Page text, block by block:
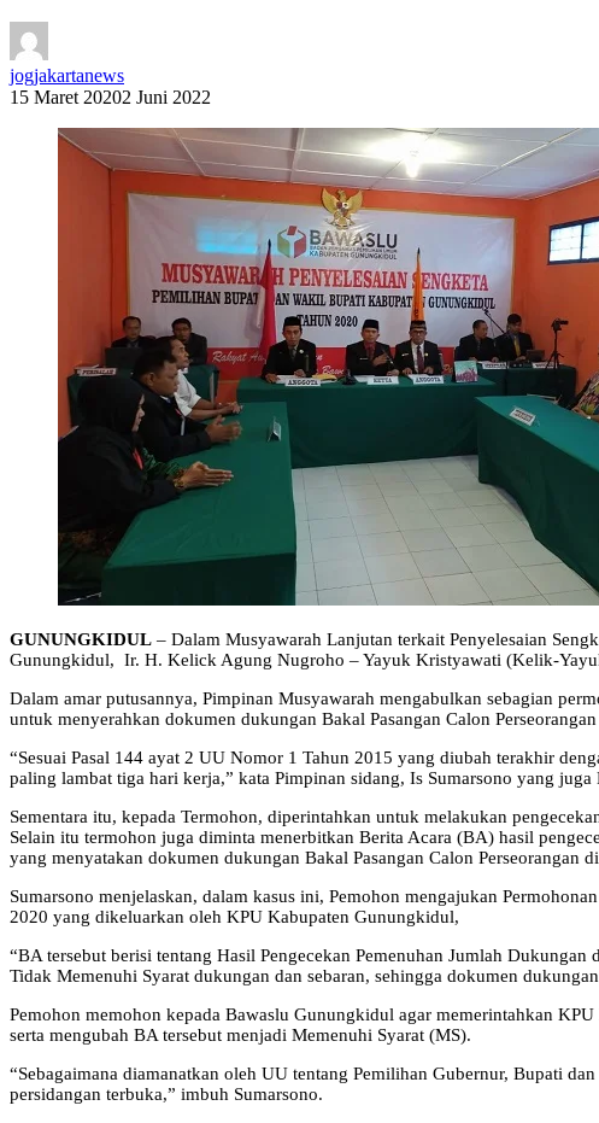
jogjakartanews
15 Maret 20202 Juni 2022
GUNUNGKIDUL – Dalam Musyawarah Lanjutan terkait Penyelesaian
Gunungkidul, Ir. H. Kelick Agung Nugroho – Yayuk Kristyawati (Kelik-
Dalam amar putusannya, Pimpinan Musyawarah mengabulkan sebagian
untuk menyerahkan dokumen dukungan Bakal Pasangan Calon
“Sesuai Pasal 144 ayat 2 UU Nomor 1 Tahun 2015 yang diubah terakhir
paling lambat tiga hari kerja,” kata Pimpinan sidang, Is Sumarsono yang
Sementara itu, kepada Termohon, diperintahkan untuk melakukan
Selain itu termohon juga diminta menerbitkan Berita Acara (BA) hasil
yang menyatakan dokumen dukungan Bakal Pasangan Calon Perseorangan
Sumarsono menjelaskan, dalam kasus ini, Pemohon mengajukan
2020 yang dikeluarkan oleh KPU Kabupaten Gunungkidul,
“BA tersebut berisi tentang Hasil Pengecekan Pemenuhan Jumlah
Tidak Memenuhi Syarat dukungan dan sebaran, sehingga dokumen
Pemohon memohon kepada Bawaslu Gunungkidul agar memerintahkan
serta mengubah BA tersebut menjadi Memenuhi Syarat (MS).
“Sebagaimana diamanatkan oleh UU tentang Pemilihan Gubernur, Bupati
persidangan terbuka,” imbuh Sumarsono.